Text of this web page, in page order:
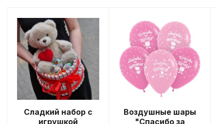
Сладкий набор с
игрушкой
Воздушные шары
"Спасибо за